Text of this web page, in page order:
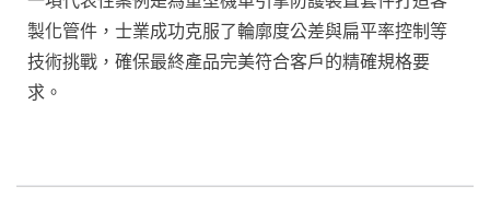
製化管件，士業成功克服了輪廓度公差與扁平率控制等
技術挑戰，確保最終產品完美符合客戶的精確規格要
求。